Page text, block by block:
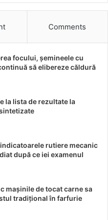
a calma zonele
pentru a discuta
fără durere
zonei zoster. Cu
își pot revendica viața de zi
Pe măsură ce
o prioritate să ne informăm
disponibile, cu
cauzat de zona
Comments
focului, șemineele cu
să elibereze căldură
la lista de rezultate la
rutiere mecanic
după ce iei examenul
mașinile de tocat carne sa
tradițional în farfurie